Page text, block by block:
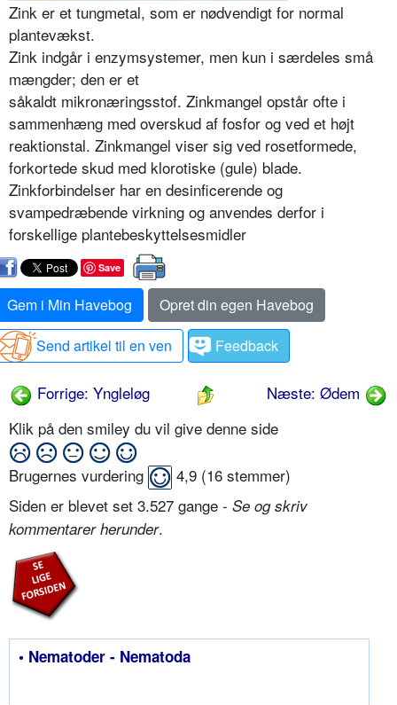
Zink er et tungmetal, som er nødvendigt for normal
plantevækst.
Zink indgår i enzymsystemer, men kun i særdeles små
mængder; den er et
såkaldt mikronæringsstof. Zinkmangel opstår ofte i
sammenhæng med over­skud af fosfor og ved et højt
reak­tionstal. Zinkmangel viser sig ved ro­setformede,
forkortede skud med klo­rotiske (gule) blade.
Zinkforbindelser har en desinficerende og
svampedræbende virkning og an­vendes derfor i
forskellige plantebe­skyttelsesmidler
Save
Gem i Min Havebog
Opret din egen Havebog
Send artikel til en ven
Feedback
Forrige: Yngleløg
Næste: Ødem
Klik på den smiley du vil give denne side
Brugernes vurdering 4,9 (16 stemmer)
Siden er blevet set 3.527 gange - Se og skriv
kommentarer herunder.
• Nematoder - Nematoda